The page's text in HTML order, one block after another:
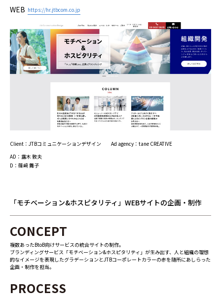
WEB https://hr.jtbcom.co.jp
Client：JTBコミュニケーションデザイン
Ad agency：tane CREATIVE
AD：露木 敦夫
D：篠﨑 舞子
「モチベーション&ホスピタリティ」WEBサイトの企画・制作
CONCEPT
複数あったBtoB向けサービスの統合サイトの制作。
ブランディングサービス「モチベーション&ホスピタリティ」が生み出す、人と組織の理想
的なイメージを表現したグラデーションとJTBコーポレートカラーの赤を随所にあしらった
企画・制作を担当。
PROCESS
CONTACT